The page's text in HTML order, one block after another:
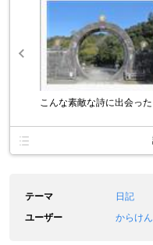
こんな素敵な詩に出会っ
テーマ
日記
ユーザー
からけん